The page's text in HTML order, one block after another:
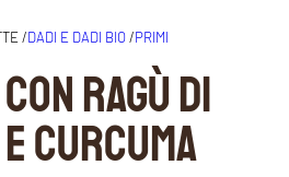
/DADI E DADI BIO/PRIMI
con ragù di
curcuma